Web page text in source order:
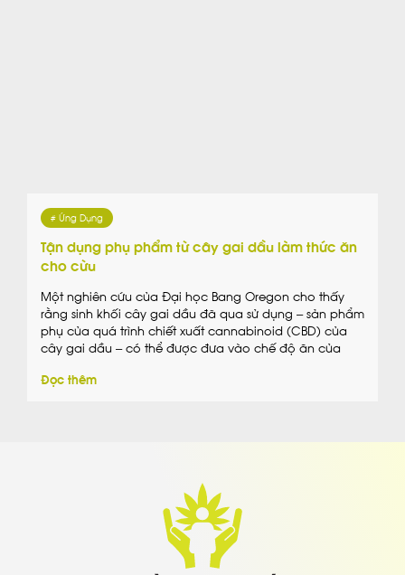
# Ứng Dụng
Tận dụng phụ phẩm từ cây gai dầu làm thức ăn
cho cừu
Một nghiên cứu của Đại học Bang Oregon cho thấy
rằng sinh khối cây gai dầu đã qua sử dụng – sản phẩm
phụ của quá trình chiết xuất cannabinoid (CBD) của
cây gai dầu – có thể được đưa vào chế độ ăn của
Đọc thêm